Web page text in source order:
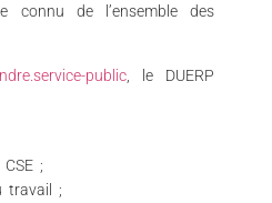
connu de l’ensemble des
public , le DUERP
;
travail ;